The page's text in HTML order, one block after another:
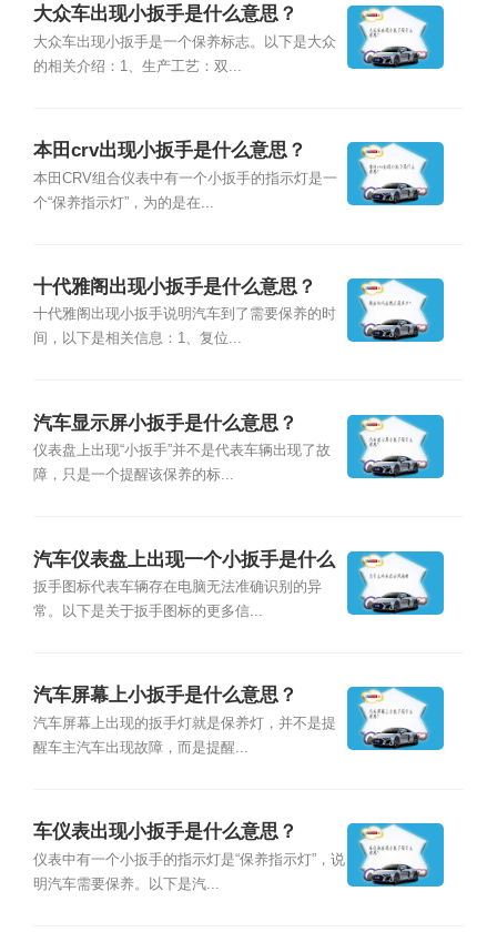
大众车出现小扳手是什么意思？
大众车出现小扳手是一个保养标志。以下是大众
的相关介绍：1、生产工艺：双...
本田crv出现小扳手是什么意思？
本田CRV组合仪表中有一个小扳手的指示灯是一
个“保养指示灯”，为的是在...
十代雅阁出现小扳手是什么意思？
十代雅阁出现小扳手说明汽车到了需要保养的时
间，以下是相关信息：1、复位...
汽车显示屏小扳手是什么意思？
仪表盘上出现“小扳手”并不是代表车辆出现了故
障，只是一个提醒该保养的标...
汽车仪表盘上出现一个小扳手是什么
意思？
扳手图标代表车辆存在电脑无法准确识别的异
常。以下是关于扳手图标的更多信...
汽车屏幕上小扳手是什么意思？
汽车屏幕上出现的扳手灯就是保养灯，并不是提
醒车主汽车出现故障，而是提醒...
车仪表出现小扳手是什么意思？
仪表中有一个小扳手的指示灯是“保养指示灯”，说
明汽车需要保养。以下是汽...